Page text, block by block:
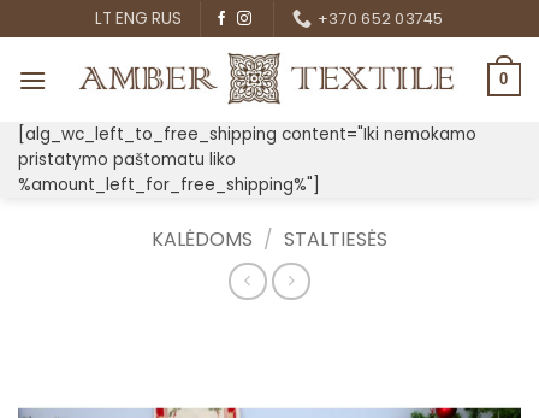
to
content
LT ENG RUS +370 652 03745
0
[alg_wc_left_to_free_shipping content="Iki nemokamo
pristatymo paštomatu liko
%amount_left_for_free_shipping%"]
KALĖDOMS / STALTIESĖS